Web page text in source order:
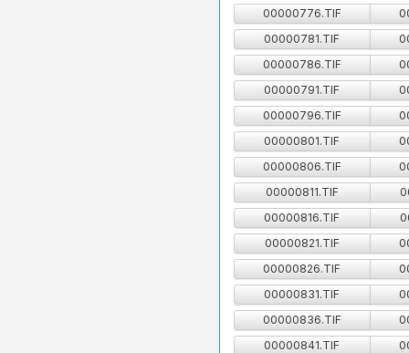
00000776.TIF
00000781.TIF
00000786.TIF
00000791.TIF
00000796.TIF
00000801.TIF
00000806.TIF
00000811.TIF
00000816.TIF
00000821.TIF
00000826.TIF
00000831.TIF
00000836.TIF
00000841.TIF